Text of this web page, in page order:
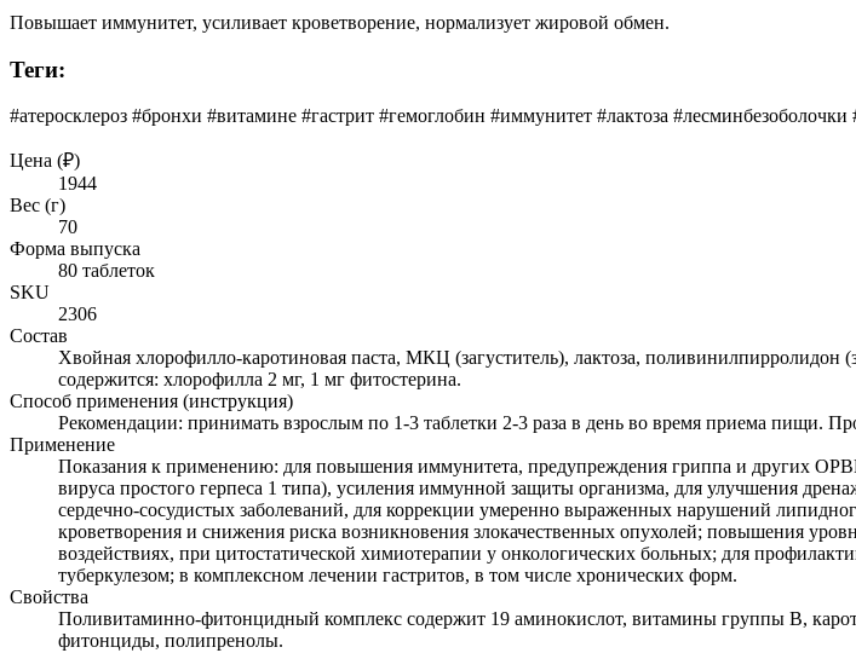
Повышает иммунитет, усиливает кроветворение, нормализует жировой обмен.
Теги:
#атеросклероз #бронхи #витаминe #гастрит #гемоглобин #иммунитет #лактоза
Цена (₽)
1944
Вес (г)
70
Форма выпуска
80 таблеток
SKU
2306
Состав
Хвойная хлорофилло-каротиновая паста, МКЦ (загуститель), лактоза, поливинилпирролидон
содержится: хлорофилла 2 мг, 1 мг фитостерина.
Способ применения (инструкция)
Рекомендации: принимать взрослым по 1-3 таблетки 2-3 раза в день во время приема пищи.
Применение
Показания к применению: для повышения иммунитета, предупреждения гриппа и других
вируса простого герпеса 1 типа), усиления иммунной защиты организма, для улучшения
сердечно-сосудистых заболеваний, для коррекции умеренно выраженных нарушений
кроветворения и снижения риска возникновения злокачественных опухолей; повышения
воздействиях, при цитостатической химиотерапии у онкологических больных; для
туберкулезом; в комплексном лечении гастритов, в том числе хронических форм.
Свойства
Поливитаминно-фитонцидный комплекс содержит 19 аминокислот, витамины группы В,
фитонциды, полипренолы.